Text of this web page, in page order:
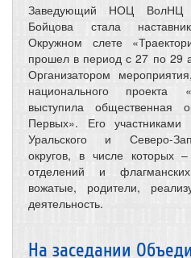
Заведующий НОЦ
Бойцова стала
Окружном слете
прошел в период с 27 по 29
Организатором
национального
выступила общественная
Первых». Его
Уральского и Северо-
округов, в числе которых
отделений и
вожатые, родители,
деятельность.
На заседании